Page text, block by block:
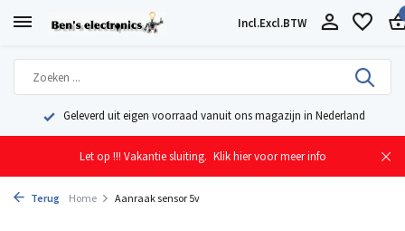
Incl.Excl.BTW
Geleverd uit eigen voorraad vanuit ons magazijn in Nederland
Let op !!! Vakantie sluiting. Klik hier voor meer info
Terug Home Aanraak sensor 5v